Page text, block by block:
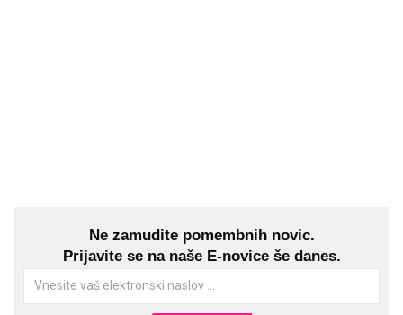
Ne zamudite pomembnih novic.
Prijavite se na naše E-novice še danes.